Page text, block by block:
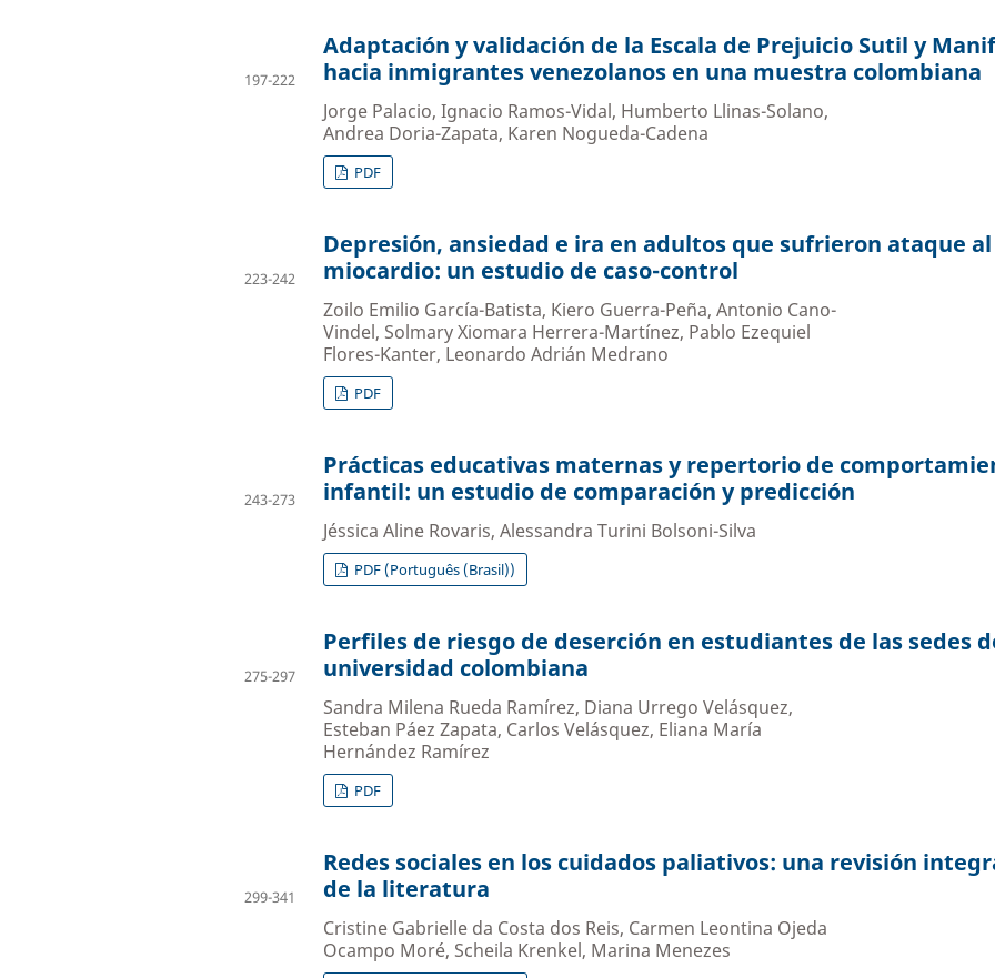
Adaptación y validación de la Escala de Prejuicio Sutil y
hacia inmigrantes venezolanos en una muestra colombiana
Jorge Palacio, Ignacio Ramos-Vidal, Humberto Llinas-Solano,
Andrea Doria-Zapata, Karen Nogueda-Cadena
197-222
PDF
Depresión, ansiedad e ira en adultos que sufrieron ataque al
miocardio: un estudio de caso-control
Zoilo Emilio García-Batista, Kiero Guerra-Peña, Antonio Cano-
Vindel, Solmary Xiomara Herrera-Martínez, Pablo Ezequiel
Flores-Kanter, Leonardo Adrián Medrano
223-242
PDF
Prácticas educativas maternas y repertorio de
infantil: un estudio de comparación y predicción
Jéssica Aline Rovaris, Alessandra Turini Bolsoni-Silva
243-273
PDF (Português (Brasil))
Perfiles de riesgo de deserción en estudiantes de las sedes
universidad colombiana
Sandra Milena Rueda Ramírez, Diana Urrego Velásquez,
Esteban Páez Zapata, Carlos Velásquez, Eliana María
Hernández Ramírez
275-297
PDF
Redes sociales en los cuidados paliativos: una revisión
de la literatura
Cristine Gabrielle da Costa dos Reis, Carmen Leontina Ojeda
Ocampo Moré, Scheila Krenkel, Marina Menezes
299-341